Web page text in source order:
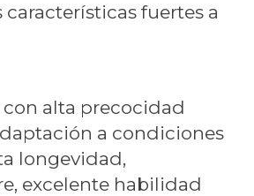
fuertes a
con alta precocidad
a condiciones
longevidad,
excelente habilidad